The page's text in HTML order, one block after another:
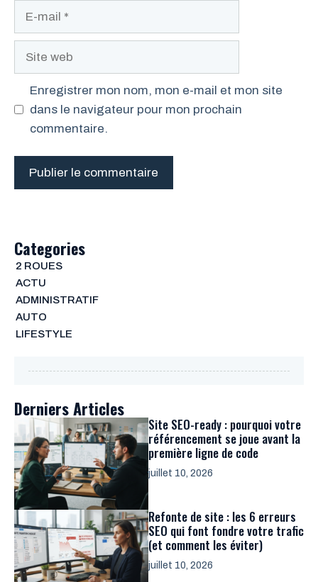
Enregistrer mon nom, mon e-mail et mon site
dans le navigateur pour mon prochain
commentaire.
Categories
2 ROUES
ACTU
ADMINISTRATIF
AUTO
LIFESTYLE
Derniers Articles
Site SEO-ready : pourquoi votre
référencement se joue avant la
première ligne de code
juillet 10, 2026
Refonte de site : les 6 erreurs
SEO qui font fondre votre trafic
(et comment les éviter)
juillet 10, 2026